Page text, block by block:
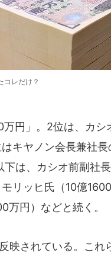
コレだけ？
円」。2位は、カシ
キヤノン会長兼社長
は、カシオ前副社
リッヒ氏（10億
円）などと続く。
映されている。これ